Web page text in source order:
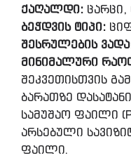
ქაღალდი:
ბეჭდვის ტიპი:
შესრულების
მინიმალური
შეკვეთისთვის
ბარათზე
სამუშაო ფაილი
არსებული
ფაილი.